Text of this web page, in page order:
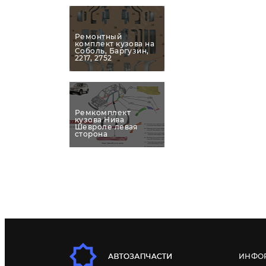
Ремонтный
комплект кузова на
Соболь, Баргузин,
2217, 2752
Ремкомплект
кузова Нива
Шевроле левая
сторона